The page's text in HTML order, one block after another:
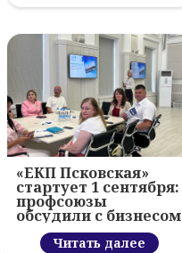
«ЕКП Псковская»
стартует 1 сентября:
профсоюзы
обсудили с бизнесом
новый цифровой
проектЧитать далее